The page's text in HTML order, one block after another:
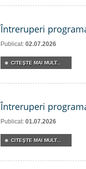
Întreruperi
Publicat: 02.07.2026
CITEŞTE MAI MULT...
Întreruperi
Publicat: 01.07.2026
CITEŞTE MAI MULT...